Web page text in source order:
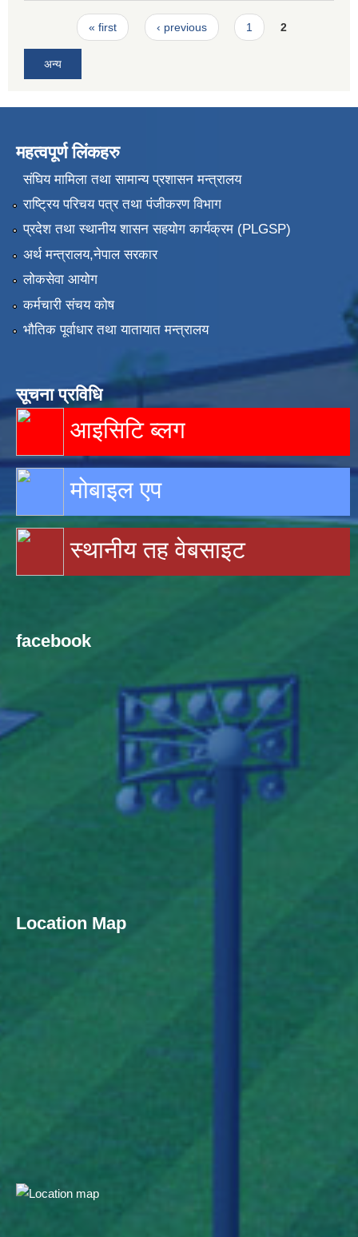
Pages« first ‹ previous 1 2
अन्य
महत्वपूर्ण लिंकहरु
संघिय मामिला तथा सामान्य प्रशासन मन्त्रालय
राष्ट्रिय परिचय पत्र तथा पंजीकरण विभाग
प्रदेश तथा स्थानीय शासन सहयोग कार्यक्रम (PLGSP)
अर्थ मन्त्रालय,नेपाल सरकार
लोकसेवा आयोग
कर्मचारी संचय कोष
भौतिक पूर्वाधार तथा यातायात मन्त्रालय
सूचना प्रविधि
आइसिटि ब्लग
मोबाइल एप
स्थानीय तह वेबसाइट
facebook
Location Map